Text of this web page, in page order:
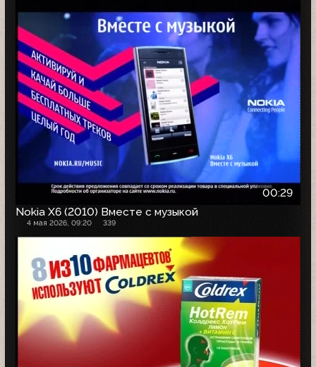
00:29
Nokia X6 (2010) Вместе с музыкой
4 мая 2026, 09:20 339